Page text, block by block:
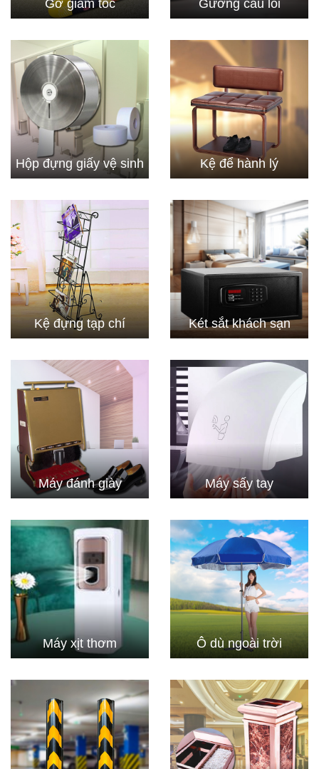
Gờ giảm tốc Gương cầu lồi
Hộp đựng giấy vệ sinh Kệ để hành lý
Kệ đựng tạp chí Két sắt khách sạn
Máy đánh giày Máy sấy tay
Máy xịt thơm Ô dù ngoài trời